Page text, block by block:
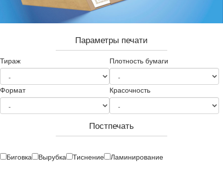
Параметры печати
Тираж Плотность бумаги
Формат Красочность
Постпечать
Биговка Вырубка Тиснение Ламинирование